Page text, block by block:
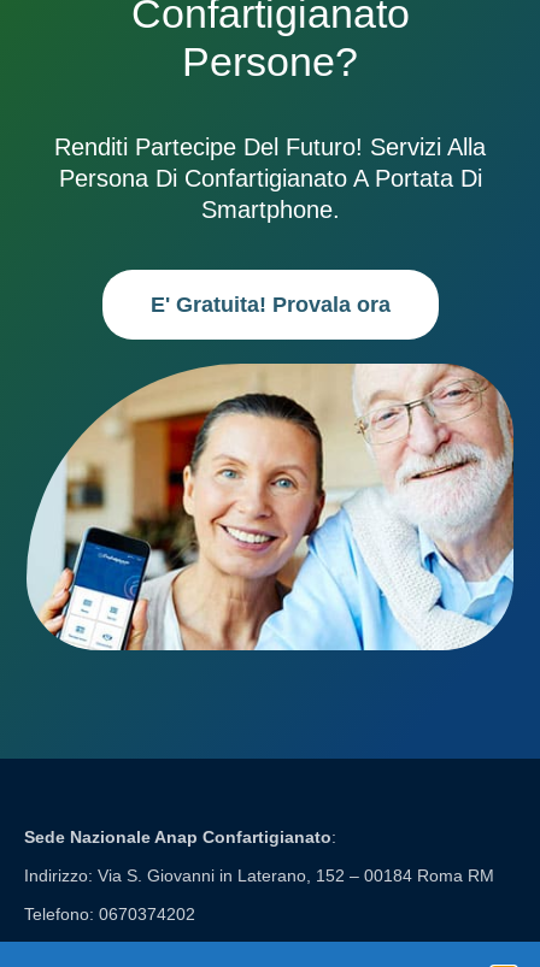
Confartigianato
Persone?
Renditi Partecipe Del Futuro! Servizi Alla
Persona Di Confartigianato A Portata Di
Smartphone.
E' Gratuita! Provala ora
Sede Nazionale Anap Confartigianato:
Indirizzo: Via S. Giovanni in Laterano, 152 – 00184 Roma RM
Telefono: 0670374202